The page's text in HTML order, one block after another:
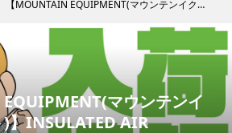
【MOUNTAIN EQUIPMENT(マウンテンイクイップメント)】INSULATED AIR CARDIGAN インシュレーテッドエアーカーディガンが入荷いたしました。
EQUIPMENT(マウンテンイ
】INSULATED AIR